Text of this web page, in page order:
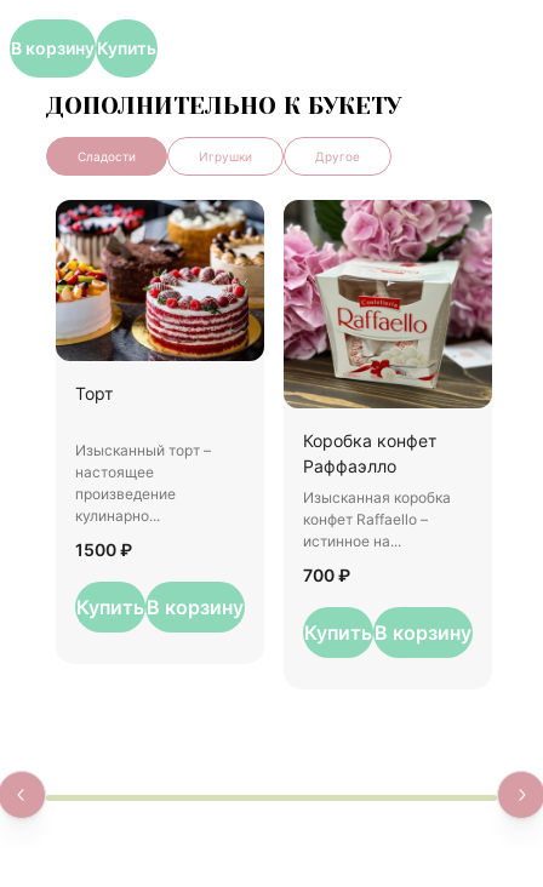
В корзинуКупить
ДОПОЛНИТЕЛЬНО К БУКЕТУ
Сладости Игрушки Другое
Торт
Изысканный торт –
настоящее
произведение
кулинарно...
1500 ₽
КупитьВ корзину
Коробка конфет
Раффаэлло
Изысканная коробка
конфет Raffaello –
истинное на...
700 ₽
КупитьВ корзину